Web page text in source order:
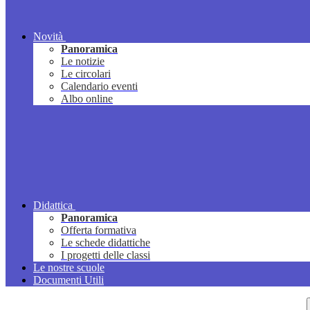
Novità
Panoramica
Le notizie
Le circolari
Calendario eventi
Albo online
Didattica
Panoramica
Offerta formativa
Le schede didattiche
I progetti delle classi
Le nostre scuole
Documenti Utili